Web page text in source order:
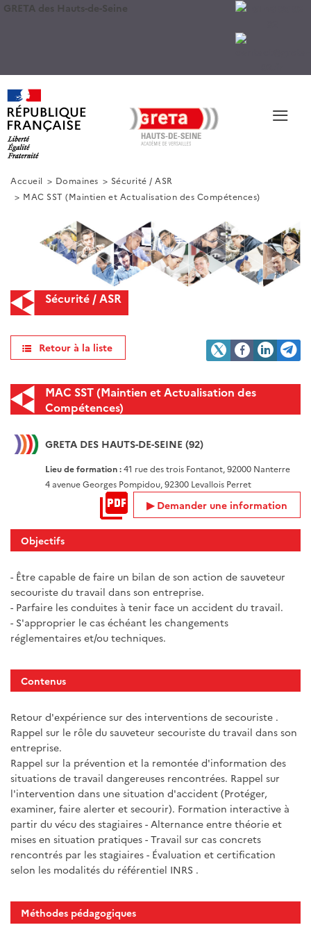
GRETA des Hauts-de-Seine
≡
Accueil Domaines
Sécurité / ASR
MAC SST (Maintien et Actualisation des Compétences)
Sécurité / ASR
Retour à la liste
MAC SST (Maintien et Actualisation des
Compétences)
GRETA DES HAUTS-DE-SEINE (92)
Lieu de formation :41 rue des trois Fontanot, 92000 Nanterre
4 avenue Georges Pompidou, 92300 Levallois Perret
Demander une information
Objectifs
- Être capable de faire un bilan de son action de sauveteur
secouriste du travail dans son entreprise.
- Parfaire les conduites à tenir face un accident du travail.
- S'approprier le cas échéant les changements
réglementaires et/ou techniques.
Contenus
Retour d'expérience sur des interventions de secouriste .
Rappel sur le rôle du sauveteur secouriste du travail dans son
entreprise.
Rappel sur la prévention et la remontée d'information des
situations de travail dangereuses rencontrées. Rappel sur
l'intervention dans une situation d'accident (Protéger,
examiner, faire alerter et secourir). Formation interactive à
partir du vécu des stagiaires - Alternance entre théorie et
mises en situation pratiques - Travail sur cas concrets
rencontrés par les stagiaires - Évaluation et certification
selon les modalités du référentiel INRS .
Méthodes pédagogiques